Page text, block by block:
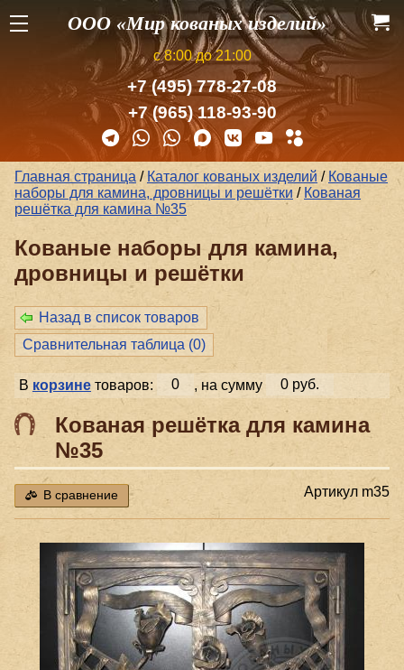
ООО «Мир кованых изделий»
с 8:00 до 21:00
+7 (495) 778-27-08
+7 (965) 118-93-90
Главная страница / Каталог кованых изделий / Кованые
наборы для камина, дровницы и решётки / Кованая
решётка для камина №35
Кованые наборы для камина,
дровницы и решётки
Назад в список товаров
Сравнительная таблица (0)
В корзинетоваров: 0 , на сумму 0 руб.
Кованая решётка для камина
№35
В сравнение Артикул m35